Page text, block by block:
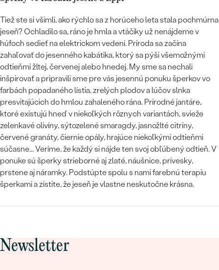
Tiež ste si všimli, ako rýchlo sa z horúceho leta stala pochmúrna
jeseň? Ochladilo sa, ráno je hmla a vtáčiky už nenájdeme v
húfoch sedieť na elektrickom vedení. Príroda sa začína
zahaľovať do jesenného kabátika, ktorý sa pýši všemožnými
odtieňmi žltej, červenej alebo hnedej. My sme sa nechali
inšpirovať a pripravili sme pre vás jesennú ponuku šperkov vo
farbách popadaného lístia, zrelých plodov a lúčov slnka
presvitajúcich do hmlou zahaleného rána. Prírodné jantáre,
ktoré existujú hneď v niekoľkých rôznych variantách, svieže
zelenkavé olivíny, sýtozelené smaragdy, jasnožlté citríny,
červené granáty, čiernie opály, hrajúce niekoľkými odtieňmi
súčasne... Veríme, že každý si nájde ten svoj obľúbený odtieň. V
ponuke sú šperky strieborné aj zlaté, náušnice, prívesky,
prstene aj náramky. Podstúpte spolu s nami farebnú terapiu
šperkami a zistíte, že jeseň je vlastne neskutočne krásna.
Newsletter